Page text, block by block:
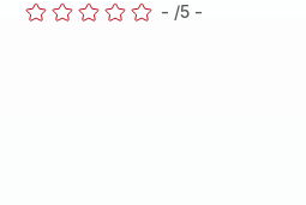
- /5 -